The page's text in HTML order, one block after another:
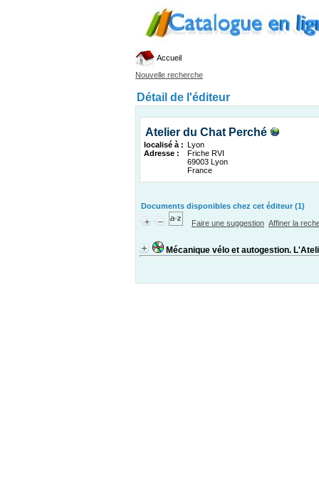
Accueil
Nouvelle recherche
Détail de l'éditeur
Atelier du Chat Perché
localisé à : Lyon
Adresse :
Friche RVI
69003 Lyon
France
Documents disponibles chez cet éditeur (1)
Faire une suggestion Affiner la
Mécanique vélo et autogestion.